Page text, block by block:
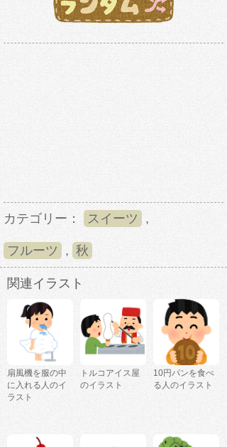
カテゴリー： スイーツ ,
フルーツ , 秋
関連イラスト
扇風機を服の中
に入れる人のイ
ラスト
トルコアイス屋
のイラスト
10円パンを食べ
る人のイラスト